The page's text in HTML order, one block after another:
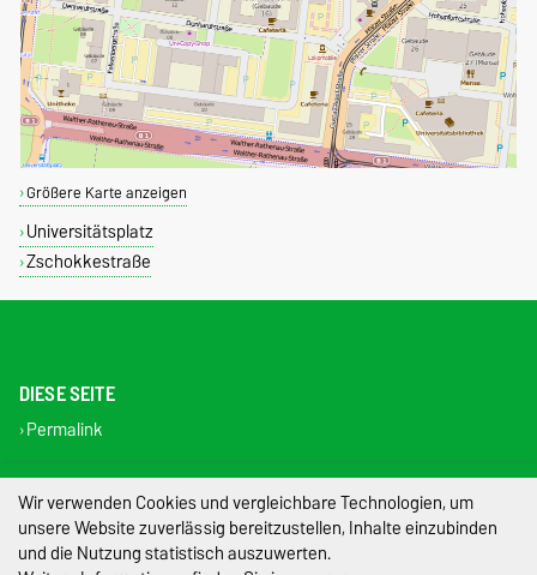
Größere Karte anzeigen
Universitätsplatz
Zschokkestraße
DIESE SEITE
Permalink
Impressum
Datenschutz
Wir verwenden Cookies und vergleichbare Technologien, um
unsere Website zuverlässig bereitzustellen, Inhalte einzubinden
und die Nutzung statistisch auszuwerten.